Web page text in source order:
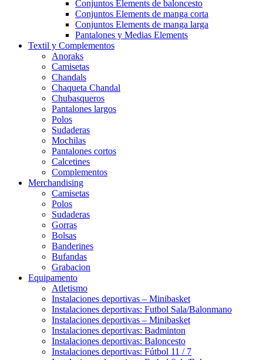
Conjuntos Elements de baloncesto
Conjuntos Elements de manga corta
Conjuntos Elements de manga larga
Pantalones y Medias Elements
Textil y Complementos
Anoraks
Camisetas
Chandals
Chaqueta Chandal
Chubasqueros
Pantalones largos
Polos
Sudaderas
Mochilas
Pantalones cortos
Calcetines
Complementos
Merchandising
Camisetas
Polos
Sudaderas
Gorras
Bolsas
Banderines
Bufandas
Grabacion
Equipamento
Atletismo
Instalaciones deportivas – Minibasket
Instalaciones deportivas: Futbol Sala/Balonmano
Instalaciones deportivas – Minibasket
Instalaciones deportivas: Badminton
Instalaciones deportivas: Baloncesto
Instalaciones deportivas: Fútbol 11 / 7